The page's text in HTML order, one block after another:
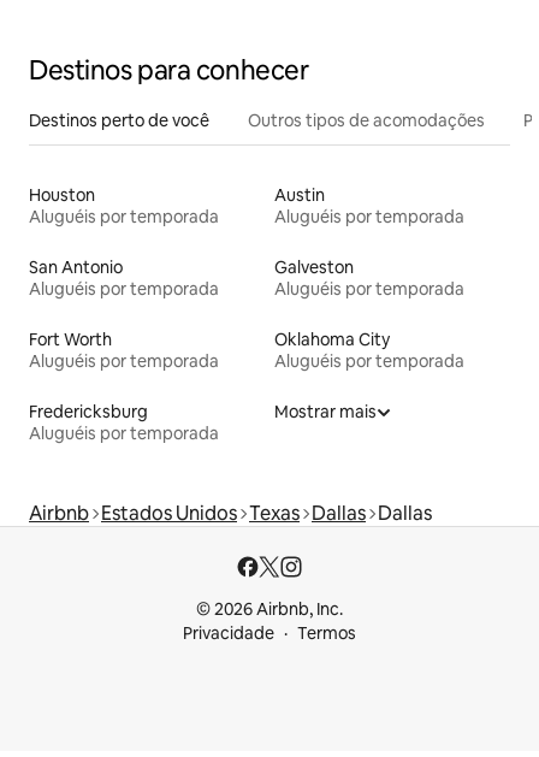
Destinos para conhecer
Destinos perto de você Outros tipos de acomodações
Houston
Aluguéis por temporada
Austin
Aluguéis por temporada
San Antonio
Aluguéis por temporada
Galveston
Aluguéis por temporada
Fort Worth
Aluguéis por temporada
Oklahoma City
Aluguéis por temporada
Fredericksburg
Aluguéis por temporada
Mostrar mais
Airbnb Estados Unidos Texas Dallas Dallas
© 2026 Airbnb, Inc.
Privacidade
Termos